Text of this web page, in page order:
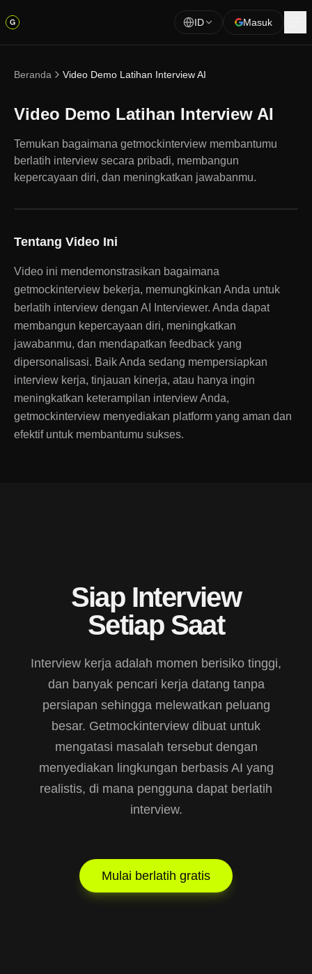
ID Masuk
Beranda Video Demo Latihan Interview AI
Video Demo Latihan Interview AI
Temukan bagaimana getmockinterview membantumu
berlatih interview secara pribadi, membangun
kepercayaan diri, dan meningkatkan jawabanmu.
Tentang Video Ini
Video ini mendemonstrasikan bagaimana
getmockinterview bekerja, memungkinkan Anda untuk
berlatih interview dengan AI Interviewer. Anda dapat
membangun kepercayaan diri, meningkatkan
jawabanmu, dan mendapatkan feedback yang
dipersonalisasi. Baik Anda sedang mempersiapkan
interview kerja, tinjauan kinerja, atau hanya ingin
meningkatkan keterampilan interview Anda,
getmockinterview menyediakan platform yang aman dan
efektif untuk membantumu sukses.
Siap Interview
Setiap Saat
Interview kerja adalah momen berisiko tinggi,
dan banyak pencari kerja datang tanpa
persiapan sehingga melewatkan peluang
besar. Getmockinterview dibuat untuk
mengatasi masalah tersebut dengan
menyediakan lingkungan berbasis AI yang
realistis, di mana pengguna dapat berlatih
interview.
Mulai berlatih gratis